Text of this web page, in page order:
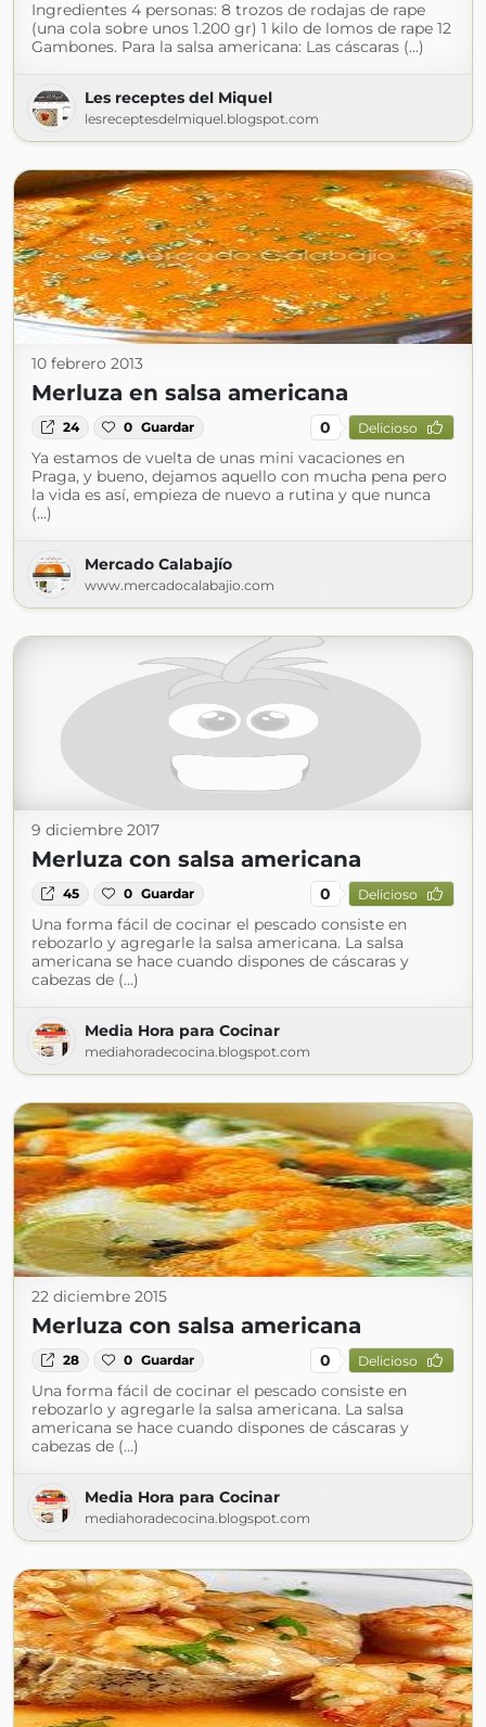
Ingredientes 4 personas: 8 trozos de rodajas de rape
(una cola sobre unos 1.200 gr) 1 kilo de lomos de rape 12
Gambones. Para la salsa americana: Las cáscaras (...)
Les receptes del Miquel
lesreceptesdelmiquel.blogspot.com
10 febrero 2013
Merluza en salsa americana
24 0 Guardar 0 Delicioso
Ya estamos de vuelta de unas mini vacaciones en
Praga, y bueno, dejamos aquello con mucha pena pero
la vida es así, empieza de nuevo a rutina y que nunca
(...)
Mercado Calabajío
www.mercadocalabajio.com
9 diciembre 2017
Merluza con salsa americana
45 0 Guardar 0 Delicioso
Una forma fácil de cocinar el pescado consiste en
rebozarlo y agregarle la salsa americana. La salsa
americana se hace cuando dispones de cáscaras y
cabezas de (...)
Media Hora para Cocinar
mediahoradecocina.blogspot.com
22 diciembre 2015
Merluza con salsa americana
28 0 Guardar 0 Delicioso
Una forma fácil de cocinar el pescado consiste en
rebozarlo y agregarle la salsa americana. La salsa
americana se hace cuando dispones de cáscaras y
cabezas de (...)
Media Hora para Cocinar
mediahoradecocina.blogspot.com